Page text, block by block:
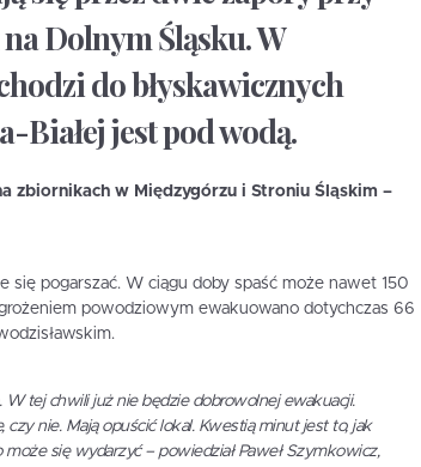
Dolnym Śląsku. W
do błyskawicznych
Białej jest pod wodą.
zbiornikach w Międzygórzu i Stroniu Śląskim –
się pogarszać. W ciągu doby spaść może nawet 150
powodziowym ewakuowano dotychczas 66
W tej chwili już nie będzie dobrowolnej ewakuacji.
nie. Mają opuścić lokal. Kwestią minut jest to, jak
się wydarzyć – powiedział Paweł Szymkowicz,